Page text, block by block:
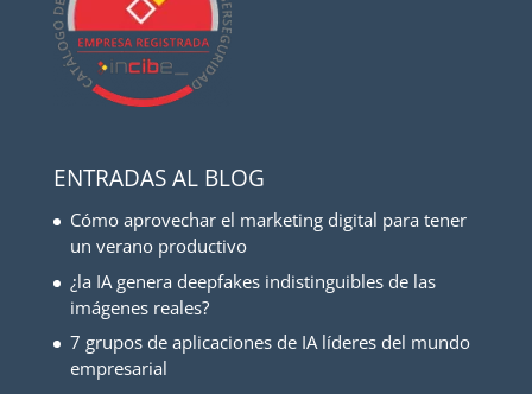
ENTRADAS AL BLOG
Cómo aprovechar el marketing digital para tener
un verano productivo
¿la IA genera deepfakes indistinguibles de las
imágenes reales?
7 grupos de aplicaciones de IA líderes del mundo
empresarial